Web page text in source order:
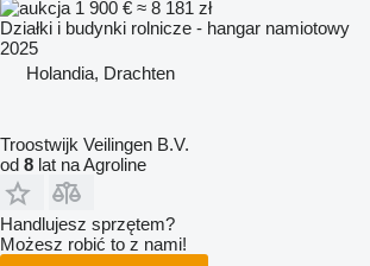
1 900 € ≈ 8 181 zł
Działki i budynki rolnicze - hangar namiotowy
2025
Holandia, Drachten
Troostwijk Veilingen B.V.
od 8 lat na Agroline
Handlujesz sprzętem?
Możesz robić to z nami!